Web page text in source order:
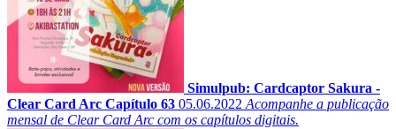
Simulpub: Cardcaptor Sakura -
Clear Card Arc Capítulo 63 05.06.2022 Acompanhe a publicação
mensal de Clear Card Arc com os capítulos digitais.